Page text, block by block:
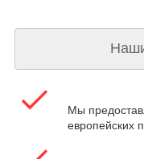
Мы
европейских